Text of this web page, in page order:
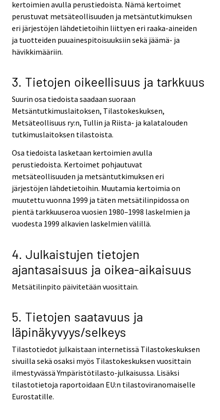
kertoimien avulla perustiedoista. Nämä kertoimet
perustuvat metsäteollisuuden ja metsäntutkimuksen
eri järjestöjen lähdetietoihin liittyen eri raaka-aineiden
ja tuotteiden puuainespitoisuuksiin sekä jäämä- ja
hävikkimääriin.
3. Tietojen oikeellisuus ja tarkkuus
Suurin osa tiedoista saadaan suoraan
Metsäntutkimuslaitoksen, Tilastokeskuksen,
Metsäteollisuus ry:n, Tullin ja Riista- ja kalatalouden
tutkimuslaitoksen tilastoista.
Osa tiedoista lasketaan kertoimien avulla
perustiedoista. Kertoimet pohjautuvat
metsäteollisuuden ja metsäntutkimuksen eri
järjestöjen lähdetietoihin. Muutamia kertoimia on
muutettu vuonna 1999 ja täten metsätilinpidossa on
pientä tarkkuuseroa vuosien 1980–1998 laskelmien ja
vuodesta 1999 alkavien laskelmien välillä.
4. Julkaistujen tietojen
ajantasaisuus ja oikea-aikaisuus
Metsätilinpito päivitetään vuosittain.
5. Tietojen saatavuus ja
läpinäkyvyys/selkeys
Tilastotiedot julkaistaan internetissä Tilastokeskuksen
sivuilla sekä osaksi myös Tilastokeskuksen vuosittain
ilmestyvässä Ympäristötilasto-julkaisussa. Lisäksi
tilastotietoja raportoidaan EU:n tilastoviranomaiselle
Eurostatille.